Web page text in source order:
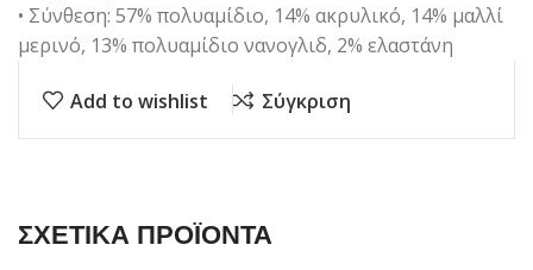
• Σύνθεση: 57% πολυαμίδιο, 14% ακρυλικό, 14% μαλλί
μερινό, 13% πολυαμίδιο νανογλιδ, 2% ελαστάνη
Add to wishlist Σύγκριση
ΣΧΕΤΙΚΑ ΠΡΟΪΟΝΤΑ